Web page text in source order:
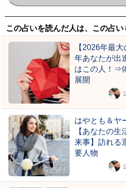
この占いを読んだ人は、この占
【2026年最
年あなたが出
はこの人！⇒
展開
はやとも＆ヤ
【あなたの
来事】訪れる
要人物